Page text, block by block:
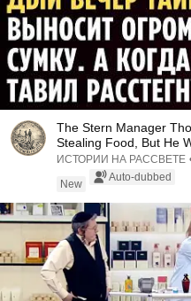
The Stern Manager
Stealing Food, But He
Opened He...
ИСТОРИИ НА РАССВЕТЕ
New
Auto-dubbed